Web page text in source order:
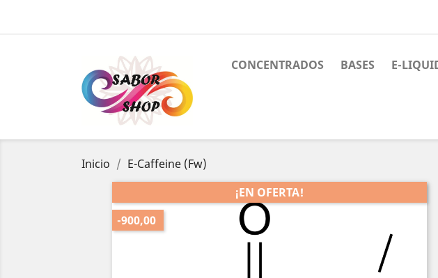
CONCENTRADOS BASES E-
Inicio
E-Caffeine (Fw)
¡EN OFERTA!
-900,00